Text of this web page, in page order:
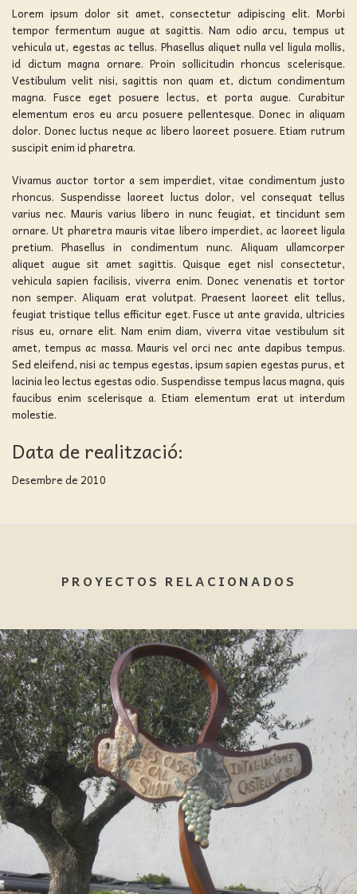
Lorem ipsum dolor sit amet, consectetur adipiscing elit. Morbi
tempor fermentum augue at sagittis. Nam odio arcu, tempus ut
vehicula ut, egestas ac tellus. Phasellus aliquet nulla vel ligula mollis,
id dictum magna ornare. Proin sollicitudin rhoncus scelerisque.
Vestibulum velit nisi, sagittis non quam et, dictum condimentum
magna. Fusce eget posuere lectus, et porta augue. Curabitur
elementum eros eu arcu posuere pellentesque. Donec in aliquam
dolor. Donec luctus neque ac libero laoreet posuere. Etiam rutrum
suscipit enim id pharetra.
Vivamus auctor tortor a sem imperdiet, vitae condimentum justo
rhoncus. Suspendisse laoreet luctus dolor, vel consequat tellus
varius nec. Mauris varius libero in nunc feugiat, et tincidunt sem
ornare. Ut pharetra mauris vitae libero imperdiet, ac laoreet ligula
pretium. Phasellus in condimentum nunc. Aliquam ullamcorper
aliquet augue sit amet sagittis. Quisque eget nisl consectetur,
vehicula sapien facilisis, viverra enim. Donec venenatis et tortor
non semper. Aliquam erat volutpat. Praesent laoreet elit tellus,
feugiat tristique tellus efficitur eget. Fusce ut ante gravida, ultricies
risus eu, ornare elit. Nam enim diam, viverra vitae vestibulum sit
amet, tempus ac massa. Mauris vel orci nec ante dapibus tempus.
Sed eleifend, nisi ac tempus egestas, ipsum sapien egestas purus, et
lacinia leo lectus egestas odio. Suspendisse tempus lacus magna, quis
faucibus enim scelerisque a. Etiam elementum erat ut interdum
molestie.
Data de realització:
Desembre de 2010
PROYECTOS RELACIONADOS